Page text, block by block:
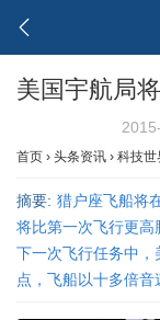
美国宇航局
首页 › 头条资讯 › 科技世
摘要: 猎户座飞船将
将比第一次飞行更
下一次飞行任务中
点，飞船以十多倍音